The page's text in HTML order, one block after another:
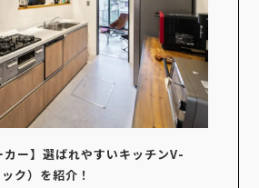
カー】選ばれやすいキッチンV-
ク）を紹介！